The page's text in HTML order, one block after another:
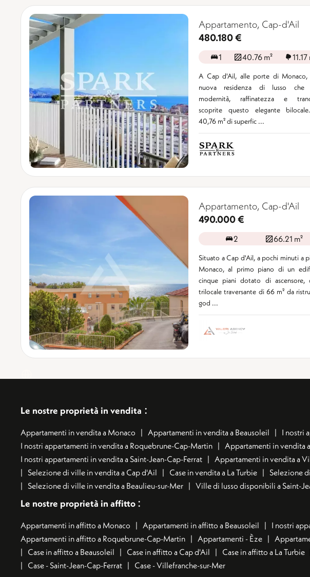
Appartamento, Cap-d'Ail
480.180 €
1 40.76 m² 11.17
A Cap d'Ail, alle porte di Monaco,
nuova residenza di lusso che
modernità, raffinatezza e
scoprite questo elegante
40,76 m² di superfic ...
Appartamento, Cap-d'Ail
490.000 €
2 66.21 m²
Situato a Cap d'Ail, a pochi minuti a
Monaco, al primo piano di un
cinque piani dotato di ascensore,
trilocale traversante di 66 m² da
god ...
Le nostre proprietà in vendita :
Appartamenti in vendita a Monaco Appartamenti in vendita a Beausoleil I nostri
I nostri appartamenti in vendita a Roquebrune-Cap-Martin
Appartamenti in vendita
I nostri appartamenti in vendita a Saint-Jean-Cap-Ferrat
Appartamenti in vendita a
Selezione di ville in vendita a Cap d'Ail
Case in vendita a La Turbie Selezione
Selezione di ville in vendita a Beaulieu-sur-Mer
Ville di lusso disponibili a Saint-
Le nostre proprietà in affitto :
Appartamenti in affitto a Monaco Appartamenti in affitto a Beausoleil I nostri
Appartamenti in affitto a Roquebrune-Cap-Martin
Appartamenti - Èze
Case in affitto a Beausoleil
Case in affitto a Cap d'Ail Case in affitto a La Turbie
Case - Saint-Jean-Cap-Ferrat
Case - Villefranche-sur-Mer